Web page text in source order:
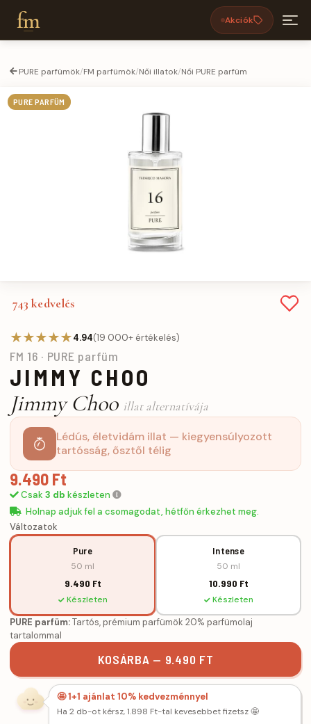
fm Akciók
PURE parfümök/FM parfümök/Női illatok/Női PURE parfüm
PURE PARFÜM
743 kedvelés
★★★★★4.94(19 000+ értékelés)
FM 16 · PURE parfüm
JIMMY CHOO
Jimmy Choo illat alternatívája
Lédús, életvidám illat — kiegyensúlyozott
tartósság, ősztől télig
9.490 Ft
Csak 3 db készleten
Holnap adjuk fel a csomagodat, hétfőn érkezhet meg.
Változatok
Pure
50 ml
9.490 Ft
Készleten
Intense
50 ml
10.990 Ft
Készleten
PURE parfüm:Tartós, prémium parfümök 20% parfümolaj
tartalommal
KOSÁRBA — 9.490 FT
🤩 1+1 ajánlat 10% kedvezménnyel
Ha 2 db-ot kérsz, 1.898 Ft-tal kevesebbet fizetsz 🤩